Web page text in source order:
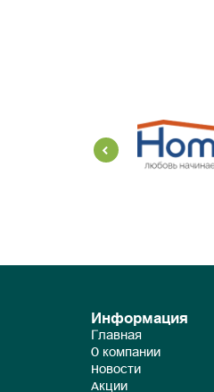
Информация
Главная
О компании
Новости
Акции